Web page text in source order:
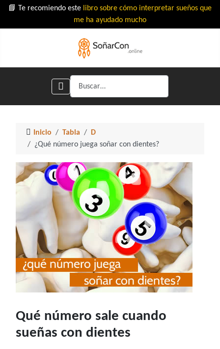
📘 Te recomiendo este libro sobre cómo interpretar sueños que
me ha ayudado mucho
Buscar
Inicio Tabla
D
¿Qué número juega soñar con dientes?
Qué número sale cuando
sueñas con dientes